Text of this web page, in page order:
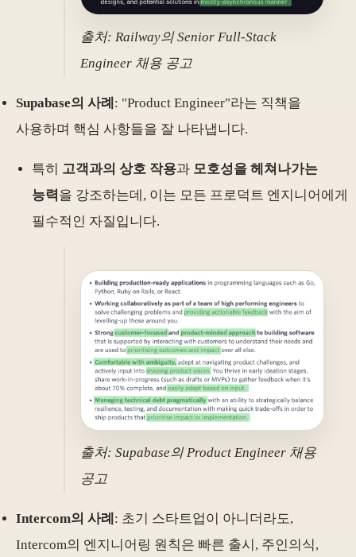
출처: Railway의 Senior Full-Stack
Engineer 채용 공고
Supabase의 사례 : "Product Engineer"라는 직책을
사용하며 핵심 사항들을 잘 나타냅니다.
특히 고객과의 상호 작용과 모호성을 헤쳐나가는
능력을 강조하는데, 이는 모든 프로덕트 엔지니어에게
필수적인 자질입니다.
출처: Supabase의 Product Engineer 채용
공고
Intercom의 사례 : 초기 스타트업이 아니더라도,
Intercom의 엔지니어링 원칙은 빠른 출시, 주인의식,